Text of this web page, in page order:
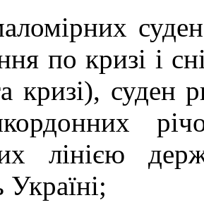
по кризі і
кризі), суден
лінією